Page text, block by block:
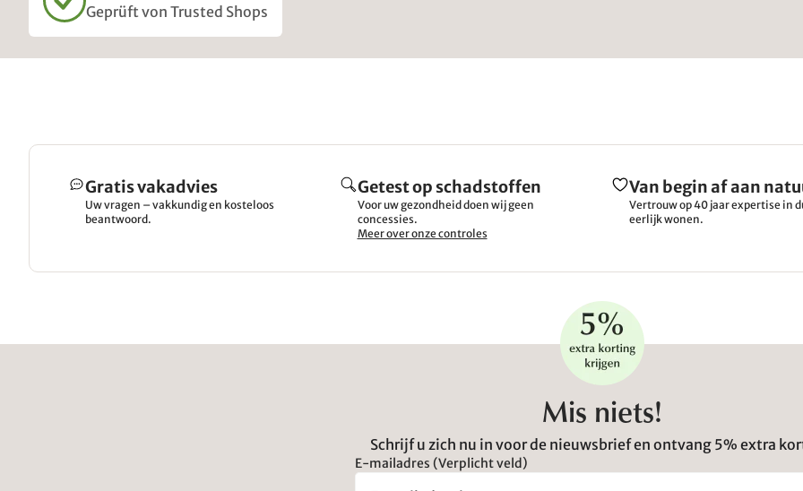
Geprüft von Trusted Shops
niemals zu kalt und man schwitzt nicht.
Gratis vakadvies
Uw vragen – vakkundig en kosteloos
beantwoord.
Getest op schadstoffen
Voor uw gezondheid doen wij geen
concessies.
Meer over onze controles
Van begin af aan
Vertrouw op 40 jaar expertise in
eerlijk wonen.
Mis niets!
Schrijf u zich nu in voor de nieuwsbrief en ontvang 5% extra
E-mailadres (Verplicht veld)